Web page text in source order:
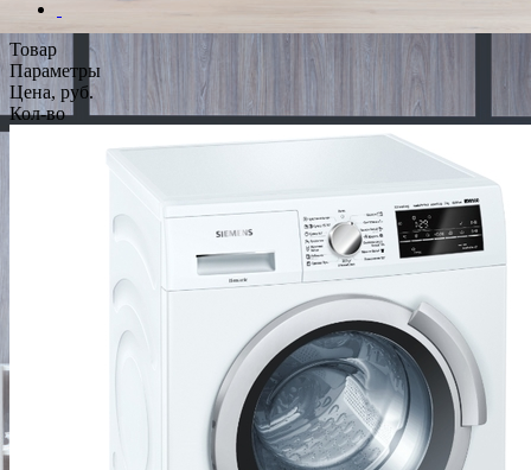
Товар
Параметры
Цена, руб.
Кол-во